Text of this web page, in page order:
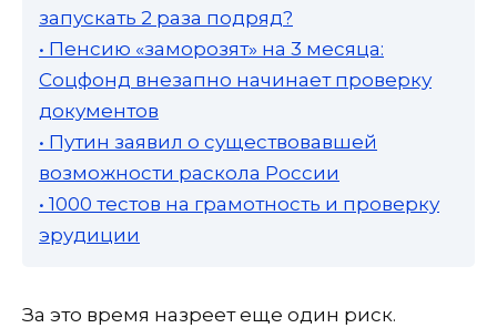
запускать 2 раза подряд?
• Пенсию «заморозят» на 3 месяца:
Соцфонд внезапно начинает проверку
документов
• Путин заявил о существовавшей
возможности раскола России
• 1000 тестов на грамотность и проверку
эрудиции
За это время назреет еще один риск.